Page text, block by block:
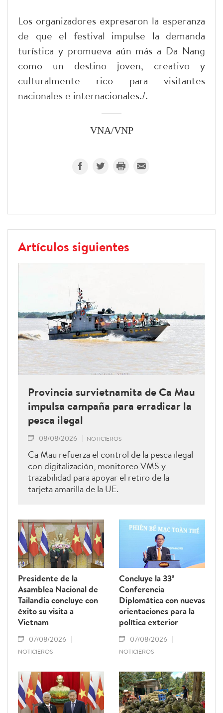
Los organizadores expresaron la esperanza
de que el festival impulse la demanda
turística y promueva aún más a Da Nang
como un destino joven, creativo y
culturalmente rico para visitantes
nacionales e internacionales./.
VNA/VNP
Artículos siguientes
Provincia survietnamita de Ca Mau
impulsa campaña para erradicar la
pesca ilegal
08/08/2026 NOTICIEROS
Ca Mau refuerza el control de la pesca ilegal
con digitalización, monitoreo VMS y
trazabilidad para apoyar el retiro de la
tarjeta amarilla de la UE.
Presidente de la
Asamblea Nacional de
Tailandia concluye con
éxito su visita a
Vietnam
07/08/2026
NOTICIEROS
Concluye la 33ª
Conferencia
Diplomática con nuevas
orientaciones para la
política exterior
07/08/2026
NOTICIEROS